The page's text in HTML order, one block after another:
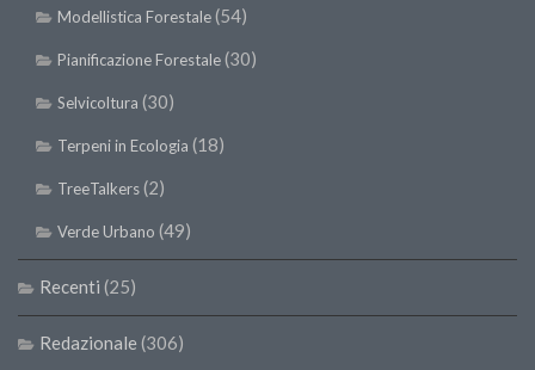
Modellistica Forestale(54)
Pianificazione Forestale(30)
Selvicoltura (30)
Terpeni in Ecologia (18)
TreeTalkers(2)
Verde Urbano (49)
Recenti (25)
Redazionale (306)